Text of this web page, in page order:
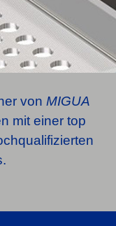
von MIGUA
mit einer top